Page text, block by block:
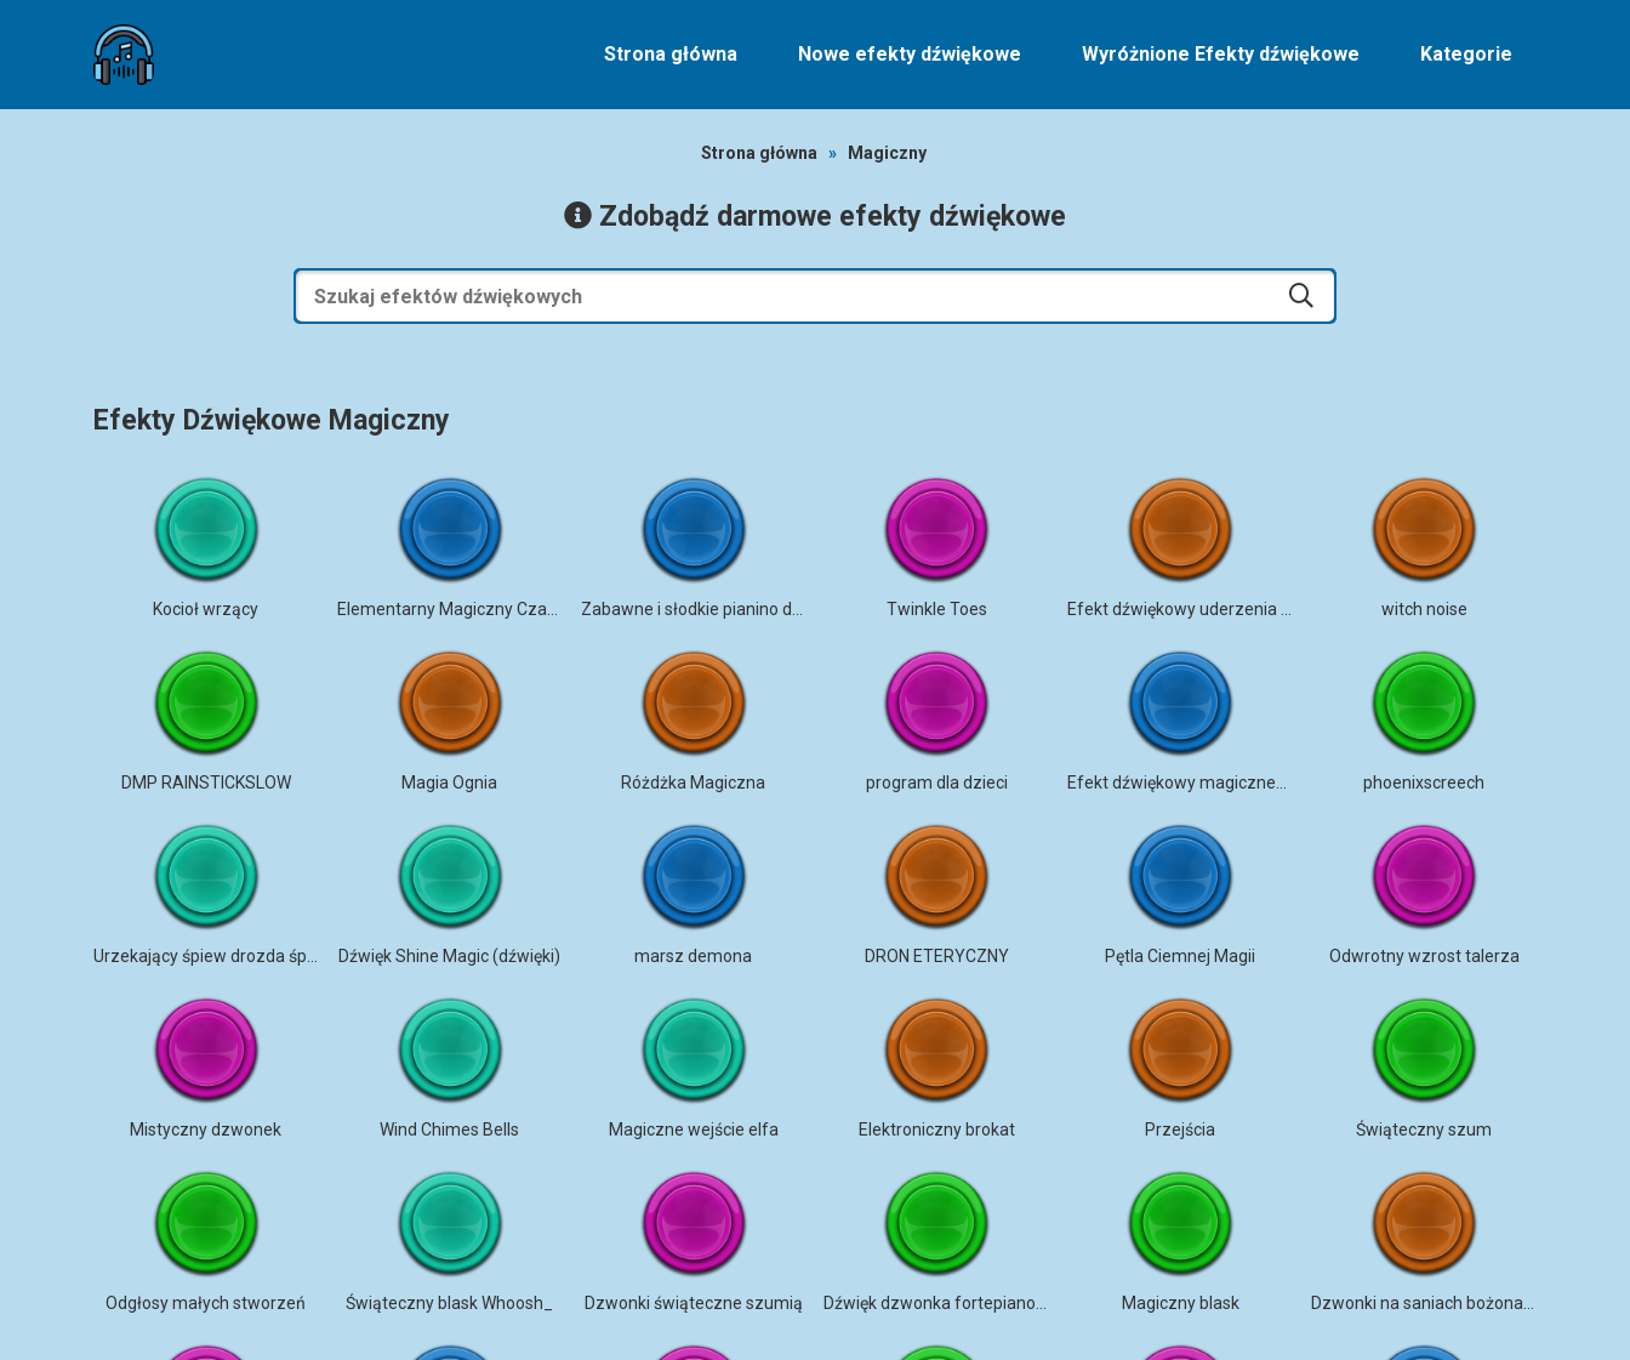
Strona główna Nowe efekty dźwiękowe Wyróżnione Efekty dźwiękowe Kategorie
Strona główna » Magiczny
Zdobądź darmowe efekty dźwiękowe
Efekty Dźwiękowe Magiczny
Kocioł wrzący Twinkle Toes witch noise
DMP RAINSTICKSLOW Magia Ognia Różdżka Magiczna program dla dzieci phoenixscreech
Dźwięk Shine Magic (dźwięki) marsz demona DRON ETERYCZNY Pętla Ciemnej Magii Odwrotny wzrost talerza
Mistyczny dzwonek Wind Chimes Bells Magiczne wejście elfa Elektroniczny brokat Przejścia Świąteczny szum
Odgłosy małych stworzeń Świąteczny blask Whoosh_ Dzwonki świąteczne szumią Magiczny blask